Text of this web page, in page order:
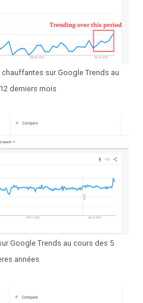
sur Google Trends au
derniers mois
Google Trends au cours des 5
années